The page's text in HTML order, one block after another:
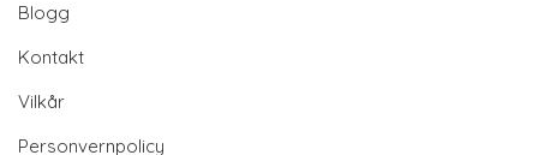
Blogg
Kontakt
Vilkår
Personvernpolicy